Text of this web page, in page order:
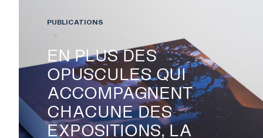
CENTRE CULTUREL DE
EN PLUS DES
OPUSCULES QUI
ACCOMPAGNENT
CHACUNE DES
EXPOSITIONS, LA
PUBLICATIONS